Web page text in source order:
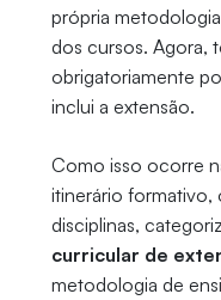
própria
dos cursos. Agora,
obrigatoriamente
inclui a extensão.
Como isso ocorre
itinerário formativo,
disciplinas,
curricular de
metodologia de